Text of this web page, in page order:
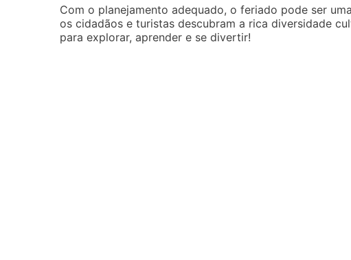
Com o planejamento adequado, o feriado pode ser
os cidadãos e turistas descubram a rica diversidade
para explorar, aprender e se divertir!